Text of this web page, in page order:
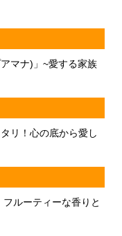
マナ)」~愛する家族
リ！心の底から愛し
ルーティーな香りと